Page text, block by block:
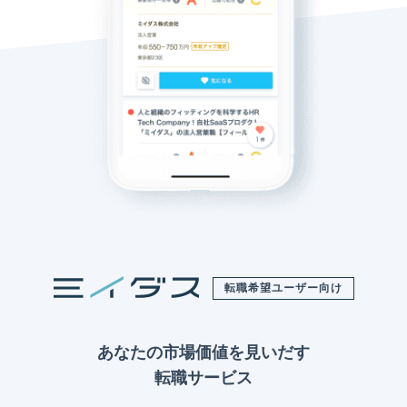
転職希望ユーザー向け
あなたの市場価値を見いだす
転職サービス